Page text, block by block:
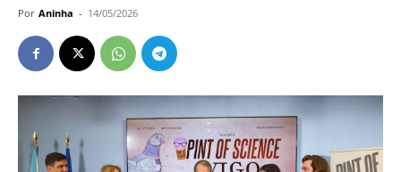
Por Aninha - 14/05/2026